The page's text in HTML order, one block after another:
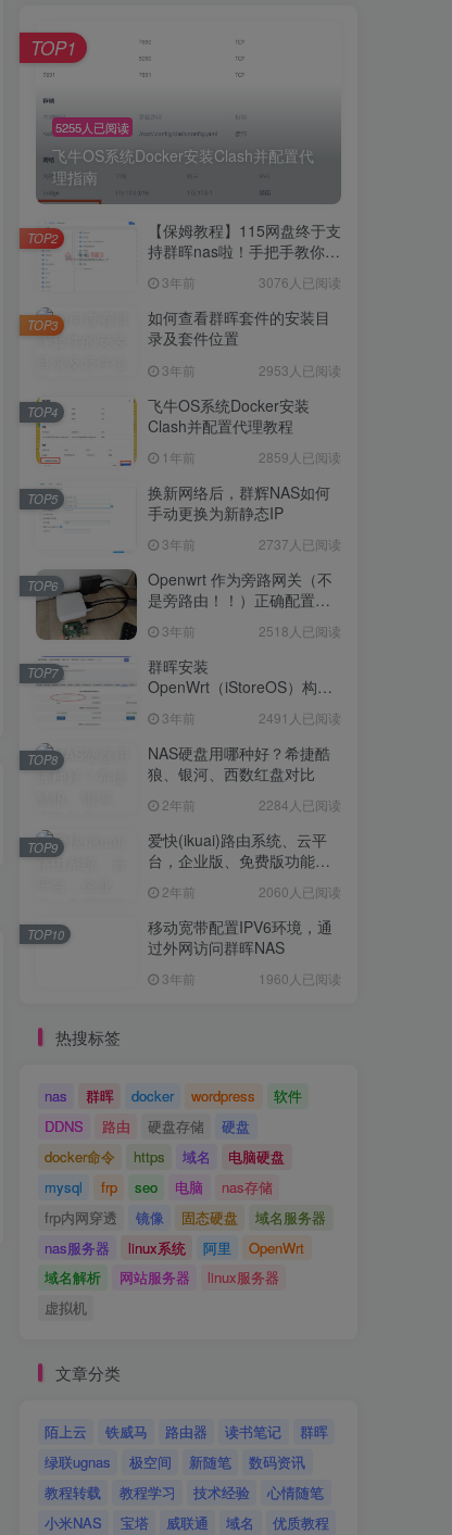
5255人已阅读
飞牛OS系统Docker安装Clash并配置代
理指南
TOP1
【保姆教程】115网盘终于支
持群晖nas啦！手把手教你群
盘！3年前 3076人已阅读
TOP2
如何查看群晖套件的安装目
录及套件位置
3年前 2953人已阅读
TOP3
飞牛OS系统Docker安装
Clash并配置代理教程
1年前 2859人已阅读
TOP4
换新网络后，群辉NAS如何
手动更换为新静态IP
3年前 2737人已阅读
TOP5
Openwrt 作为旁路网关（不
是旁路由！！）正确配置方
3年前 2518人已阅读
TOP6
群晖安装
OpenWrt（iStoreOS）构建
3年前 2491人已阅读
TOP7
NAS硬盘用哪种好？希捷酷
狼、银河、西数红盘对比
2年前 2284人已阅读
TOP8
爱快(ikuai)路由系统、云平
台，企业版、免费版功能对
2年前 2060人已阅读
TOP9
移动宽带配置IPV6环境，通
过外网访问群晖NAS
3年前 1960人已阅读
TOP10
热搜标签
nas 群晖 docker wordpress
软件
DDNS
路由 硬盘存储
硬盘
docker命令
https 域名
电脑硬盘
mysql
frp seo 电脑
nas存储
frp内网穿透
镜像 固态硬盘
域名服务器
nas服务器
linux系统 阿里
OpenWrt
域名解析
网站服务器
linux服务器
虚拟机
文章分类
陌上云 铁威马 路由器 读书笔记
群晖
绿联ugnas
极空间 新随笔
数码资讯
教程转载
教程学习 技术经验
心情随笔
小米NAS
宝塔 威联通 域名 优质教程